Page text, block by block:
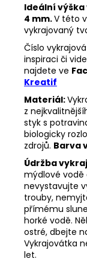
Ideální
4 mm.V této
vykrajovaný
Číslo
inspiraci či
najdete ve
Kreatif
Materiál:
z
styk s
biologicky
zdrojů. Barva
Údržba
mýdlové vodě
nevystavujte
trouby,
přímému
horké vodě.
ostré, dbejte
Vykrajovátka
let.